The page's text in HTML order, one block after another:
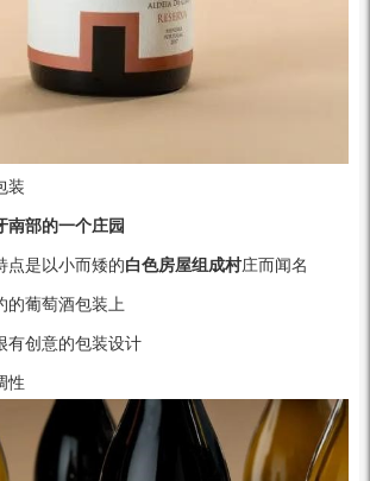
装
南部的一个庄园
点是以小而矮的白色房屋组成村庄而闻名
的葡萄酒包装上
有创意的包装设计
性